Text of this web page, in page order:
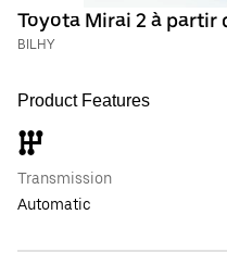
Toyota Mirai 2 à partir
BILHY
Product Features
Transmission
Automatic